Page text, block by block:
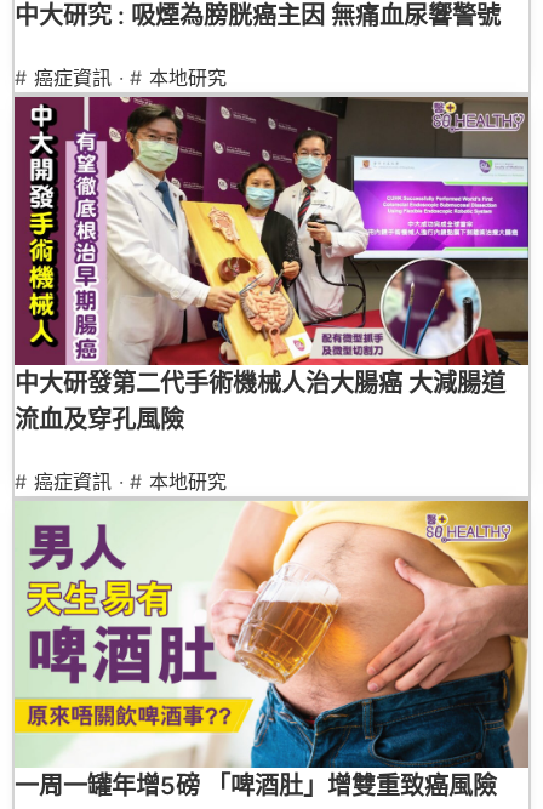
中大研究 : 吸煙為膀胱癌主因 無痛血尿響警號
# 癌症資訊 · # 本地研究
中大研發第二代手術機械人治大腸癌 大減腸道
流血及穿孔風險
# 癌症資訊 · # 本地研究
一周一罐年增5磅 「啤酒肚」增雙重致癌風險